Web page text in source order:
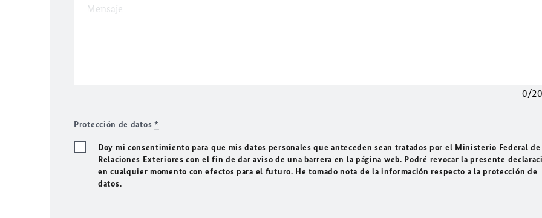
0/
Protección de datos *
Doy mi consentimiento para que mis datos personales que anteceden sean tratados por el Ministerio Federal de
Relaciones Exteriores con el fin de dar aviso de una barrera en la página web. Podré revocar la presente
en cualquier momento con efectos para el futuro. He tomado nota de la información respecto a la protección de
datos.